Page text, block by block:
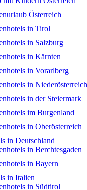
Österreich
in Tirol
in Salzburg
in Kärnten
in Vorarlberg
in Niederösterreich
in der Steiermark
im Burgenland
in Oberösterreich
in Deutschland
in Berchtesgaden
in Bayern
in Italien
in Südtirol